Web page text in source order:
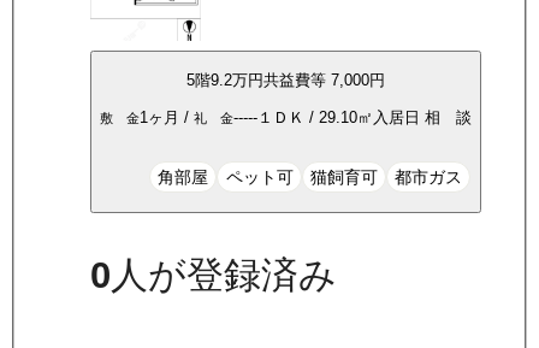
5階9.2万円共益費等7,000円
敷 金1ヶ月 /礼 金----- １ＤＫ /29.10㎡ 入居日相 談
角部屋 ペット可 猫飼育可 都市ガス
0 人が登録済み